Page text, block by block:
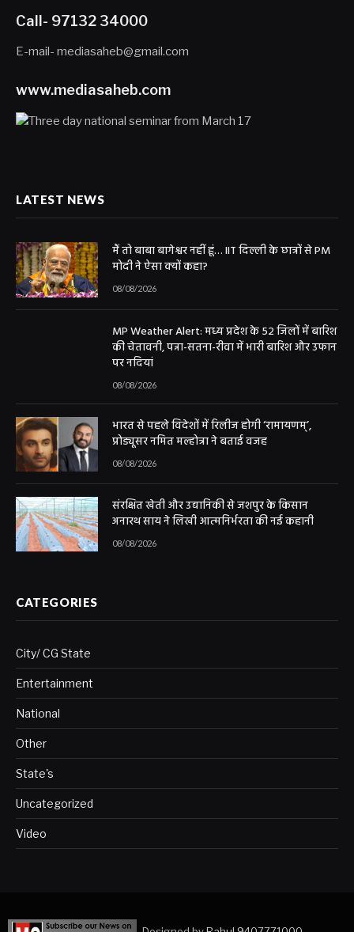
Call- 97132 34000
E-mail- mediasaheb@gmail.com
www.mediasaheb.com
LATEST NEWS
मैं तो बाबा बागेश्वर नहीं हूं… IIT दिल्ली के छात्रों से PM
मोदी ने ऐसा क्यों कहा?
08/08/2026
MP Weather Alert: मध्य प्रदेश के 52 जिलों में बारिश
की चेतावनी, पन्ना-सतना-रीवा में भारी बारिश और उफान
पर नदियां
08/08/2026
भारत से पहले विदेशों में रिलीज होगी ‘रामायणम्’,
प्रोड्यूसर नमित मल्होत्रा ने बताई वजह
08/08/2026
संरक्षित खेती और उद्यानिकी से जशपुर के किसान
अनारथ साय ने लिखी आत्मनिर्भरता की नई कहानी
08/08/2026
CATEGORIES
City/ CG State
Entertainment
National
Other
State's
Uncategorized
Video